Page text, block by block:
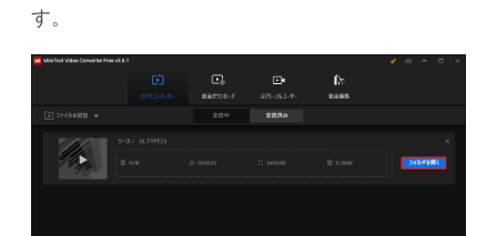
す。